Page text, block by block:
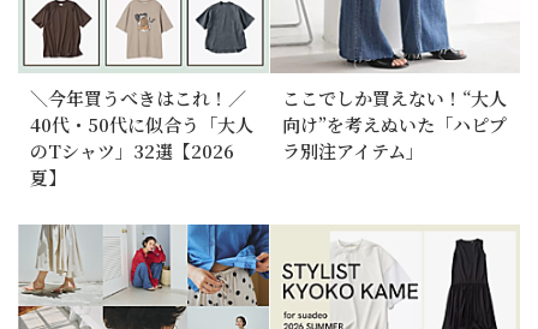
＼今年買うべきはこれ！／
40代・50代に似合う「大人
のTシャツ」32選【2026
夏】
ここでしか買えない！“大人
向け”を考えぬいた「ハピプ
ラ別注アイテム」